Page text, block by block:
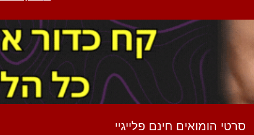
סרטי הומואים חינם פלייגיי